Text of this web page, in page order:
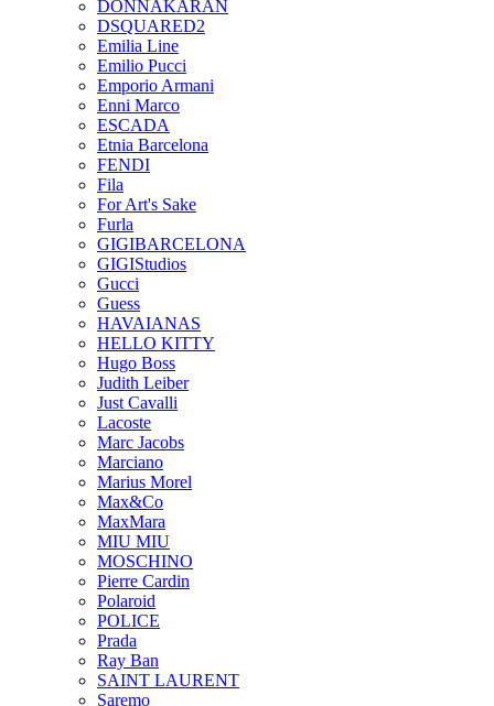
DONNAKARAN
DSQUARED2
Emilia Line
Emilio Pucci
Emporio Armani
Enni Marco
ESCADA
Etnia Barcelona
FENDI
Fila
For Art's Sake
Furla
GIGIBARCELONA
GIGIStudios
Gucci
Guess
HAVAIANAS
HELLO KITTY
Hugo Boss
Judith Leiber
Just Cavalli
Lacoste
Marc Jacobs
Marciano
Marius Morel
Max&Co
MaxMara
MIU MIU
MOSCHINO
Pierre Cardin
Polaroid
POLICE
Prada
Ray Ban
SAINT LAURENT
Saremo